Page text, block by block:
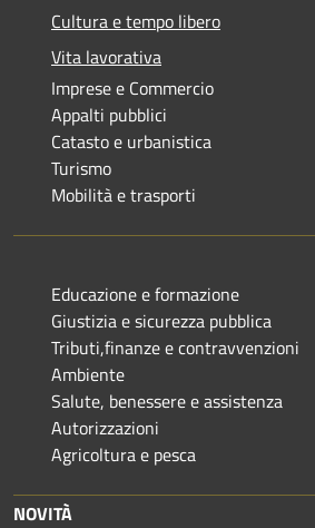
Cultura e tempo libero
Vita lavorativa
Imprese e Commercio
Appalti pubblici
Catasto e urbanistica
Turismo
Mobilità e trasporti
Educazione e formazione
Giustizia e sicurezza pubblica
Tributi,finanze e contravvenzioni
Ambiente
Salute, benessere e assistenza
Autorizzazioni
Agricoltura e pesca
NOVITÀ